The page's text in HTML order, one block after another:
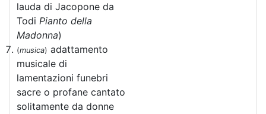
lauda di Jacopone da
Todi Pianto della
Madonna)
(musica) adattamento
musicale di
lamentazioni funebri
sacre o profane cantato
solitamente da donne